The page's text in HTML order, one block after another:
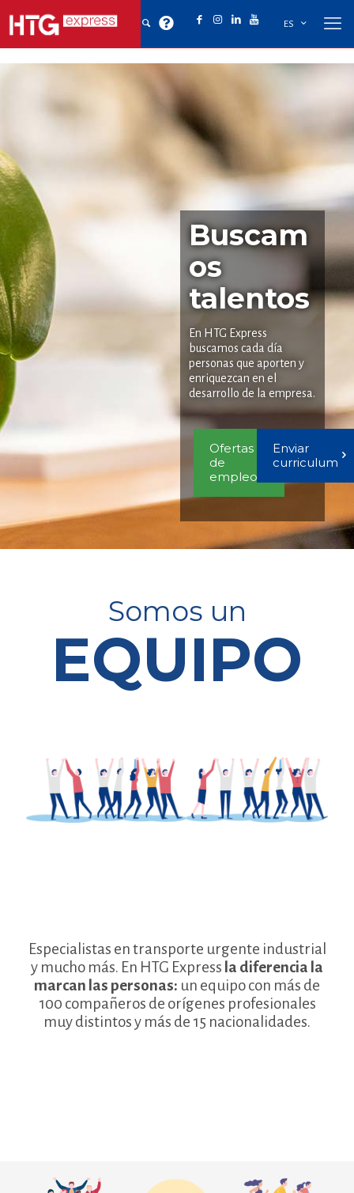
ES
Buscam
os
talentos
En HTG Express
buscamos cada día
personas que aporten y
enriquezcan en el
desarrollo de la empresa.
Ofertas
de
empleo
Enviar
curriculum
Somos un
EQUIPO
Especialistas en transporte urgente industrial
y mucho más. En HTG Express la diferencia la
marcan las personas: un equipo con más de
100 compañeros de orígenes profesionales
muy distintos y más de 15 nacionalidades.